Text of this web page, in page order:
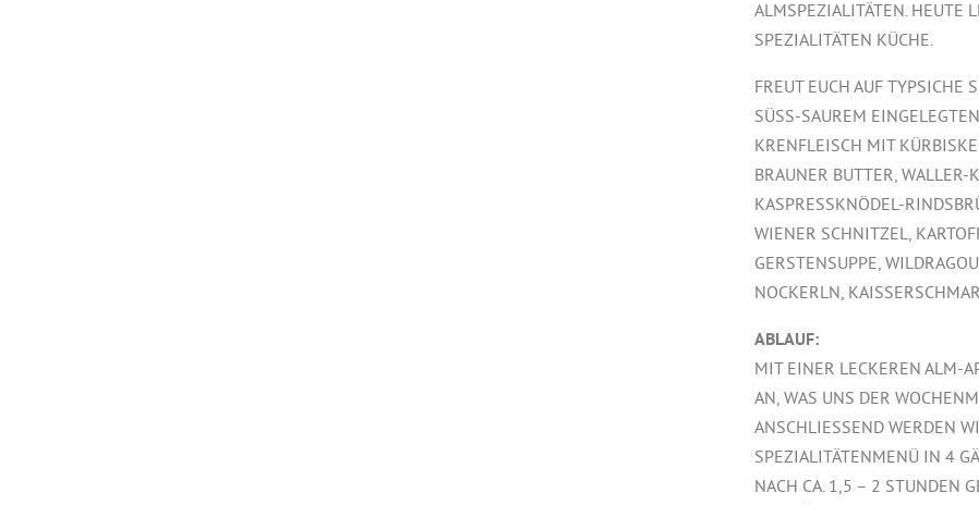
ALMSPEZIALITÄTEN. HEUTE
SPEZIALITÄTEN KÜCHE.
FREUT EUCH AUF TYPSICHE
SÜSS-SAUREM
KRENFLEISCH MIT
BRAUNER BUTTER, WALLER-
KASPRESSKNÖDEL-
WIENER SCHNITZEL,
GERSTENSUPPE,
NOCKERLN,
ABLAUF:
MIT EINER LECKEREN ALM-
AN, WAS UNS DER
ANSCHLIESSEND WERDEN
SPEZIALITÄTENMENÜ IN 4
NACH CA. 1,5 – 2 STUNDEN